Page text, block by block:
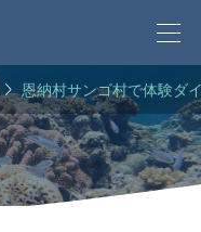
恩納村サンゴ村で体験ダ